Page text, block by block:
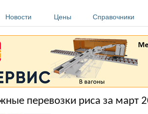
Новости
Цены Справочники
перевозки риса за март